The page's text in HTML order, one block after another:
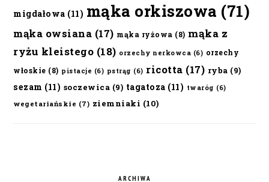
migdałowa (11) mąka orkiszowa (71)
mąka owsiana (17) mąka ryżowa (8) mąka z
ryżu kleistego (18) orzechy nerkowca (6) orzechy
włoskie (8) pistacje (6) pstrąg (6) ricotta (17) ryba (9)
sezam (11) soczewica (9) tagatoza (11) twaróg (6)
wegetariańskie (7) ziemniaki (10)
ARCHIWA